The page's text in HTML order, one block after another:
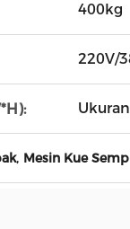
400kg
220V/
, Mesin Kue